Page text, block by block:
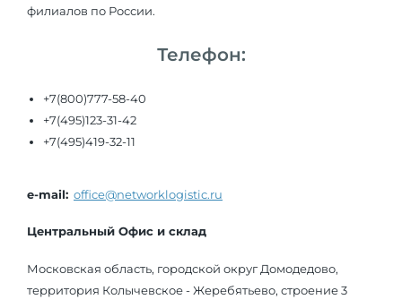
филиалов по России.
Телефон:
+7(800)777-58-40
+7(495)123-31-42
+7(495)419-32-11
e-mail: office@networklogistic.ru
Центральный Офис и склад
Московская область, городской округ Домодедово,
территория Колычевское - Жеребятьево, строение 3